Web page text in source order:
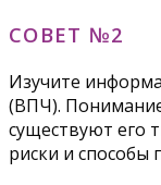
СОВЕТ №2
Изучите
(ВПЧ).
существуют его
риски и способы